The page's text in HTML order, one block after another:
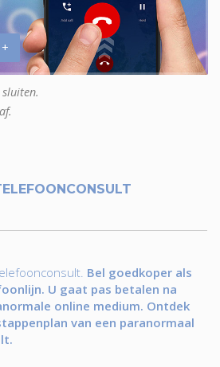
Bel goedkoper als
U gaat pas betalen na
online medium. Ontdek
van een paranormaal